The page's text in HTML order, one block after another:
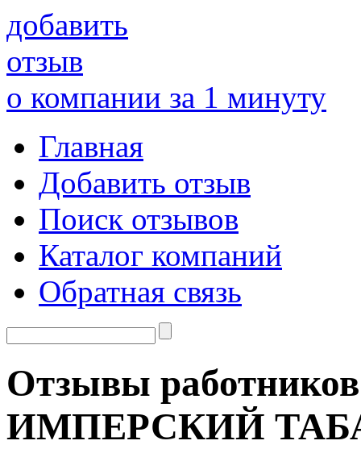
добавить
отзыв
о компании за 1 минуту
Главная
Добавить отзыв
Поиск отзывов
Каталог компаний
Обратная связь
Отзывы
ИМПЕРСКИЙ